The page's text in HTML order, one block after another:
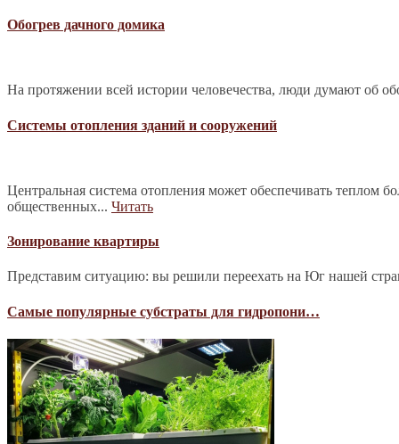
Обогрев дачного домика
На протяжении всей истории человечества, люди думают об
Системы отопления зданий и сооружений
Центральная система отопления может обеспечивать
общественных... Читать
Зонирование квартиры
Представим ситуацию: вы решили переехать на Юг нашей
Самые популярные субстраты для гидропони…